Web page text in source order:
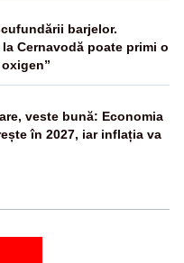
barjelor.
Cernavodă poate primi o
veste bună: Economia
în 2027, iar inflația va